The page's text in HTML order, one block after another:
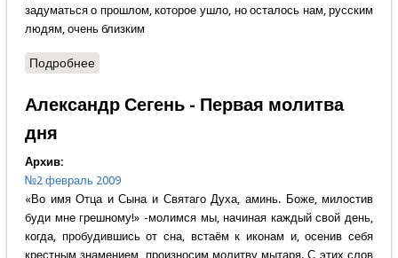
задуматься о прошлом, которое ушло, но осталось нам, русским
людям, очень близким
Подробнеео Василий Бащук - Древняя Каппадокия
Александр Сегень - Первая молитва
дня
Архив:
№2 февраль 2009
«Во имя Отца и Сына и Святаго Духа, аминь. Боже, милостив
буди мне грешному!» -молимся мы, начиная каждый свой день,
когда, пробудившись от сна, встаём к иконам и, осенив себя
крестным знамением, произносим молитву мытаря. С этих слов